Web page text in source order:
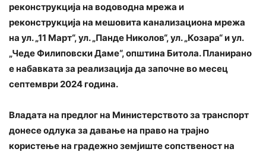
реконструкција на водоводна мрежа и
реконструкција на мешовита канализациона мрежа
на ул. „11 Март“, ул. „Панде Николов“, ул. „Козара“ и ул.
„Чеде Филиповски Даме“, општина Битола. Планирано
е набавката за реализација да започне во месец
септември 2024 година.
Владата на предлог на Министерството за транспорт
донесе одлука за давање на право на трајно
користење на градежно земјиште сопственост на